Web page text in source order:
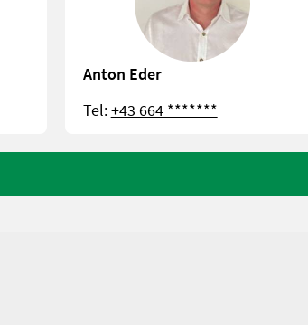
Anton Eder
Tel:+43 664 *******